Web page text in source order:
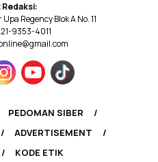
Regency Blok A No. 11
9353-4011
PEDOMAN SIBER
ADVERTISEMENT
KODE ETIK